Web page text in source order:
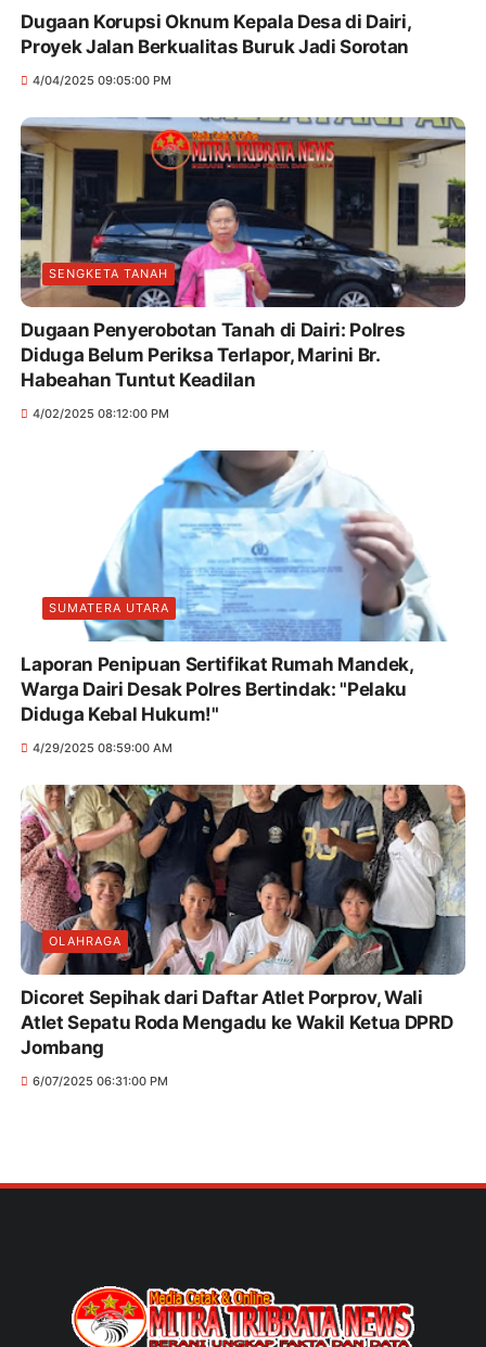
Dugaan Korupsi Oknum Kepala Desa di Dairi,
Proyek Jalan Berkualitas Buruk Jadi Sorotan
4/04/2025 09:05:00 PM
SENGKETA TANAH
Dugaan Penyerobotan Tanah di Dairi: Polres
Diduga Belum Periksa Terlapor, Marini Br.
Habeahan Tuntut Keadilan
4/02/2025 08:12:00 PM
SUMATERA UTARA
Laporan Penipuan Sertifikat Rumah Mandek,
Warga Dairi Desak Polres Bertindak: "Pelaku
Diduga Kebal Hukum!"
4/29/2025 08:59:00 AM
OLAHRAGA
Dicoret Sepihak dari Daftar Atlet Porprov, Wali
Atlet Sepatu Roda Mengadu ke Wakil Ketua DPRD
Jombang
6/07/2025 06:31:00 PM